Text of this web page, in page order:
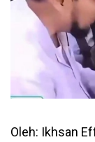
Oleh: Ikhsan